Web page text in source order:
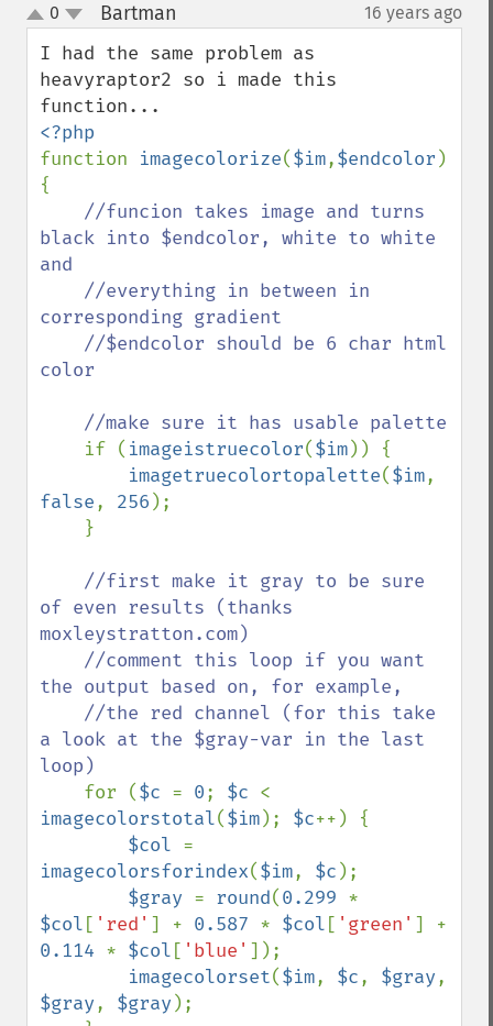
up
down
0 Bartman 16 years ago
I had the same problem as
heavyraptor2 so i made this
function imagecolorize($im,$endcolor )
{
//funcion takes image and turns
black into $endcolor, white to white
and
corresponding gradient
color
if ( imageistruecolor($im)) {
imagetruecolortopalette($im
false, 256 );
//first make it gray to be sure
of even results (thanks
moxleystratton.com)
the output based on, for example,
a look at the $gray-var in the last
loop)
for ($c = 0; $c
imagecolorstotal($im); $c++) {
$col
imagecolorsforindex($im, $c );
$gray = round(0.299
$col [ 'red' ] + 0.587 * $col [ 'green'
0.114 * $col [ 'blue' ]);
imagecolorset($im, $c, $gray
$gray, $gray );